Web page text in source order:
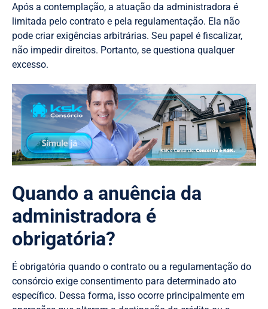
Após a contemplação, a atuação da administradora é
limitada pelo contrato e pela regulamentação. Ela não
pode criar exigências arbitrárias. Seu papel é fiscalizar,
não impedir direitos. Portanto, se questiona qualquer
excesso.
Quando a anuência da
administradora é
obrigatória?
É obrigatória quando o contrato ou a regulamentação do
consórcio exige consentimento para determinado ato
específico. Dessa forma, isso ocorre principalmente em